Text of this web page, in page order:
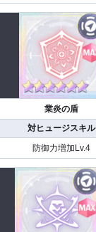
業炎の盾
対ヒュージスキル
防御力増加Lv.4